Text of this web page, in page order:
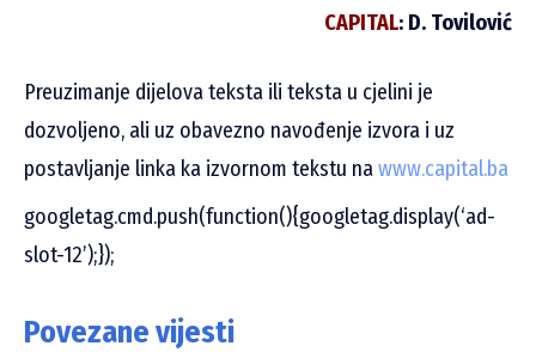
CAPITAL: D. Tovilović
Preuzimanje dijelova teksta ili teksta u cjelini je
dozvoljeno, ali uz obavezno navođenje izvora i uz
postavljanje linka ka izvornom tekstu nawww.capital.ba
googletag.cmd.push(function(){googletag.display(‘ad-
slot-12’);});
Povezane vijesti